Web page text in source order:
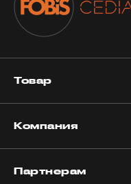
Товар
Компания
Партнерам